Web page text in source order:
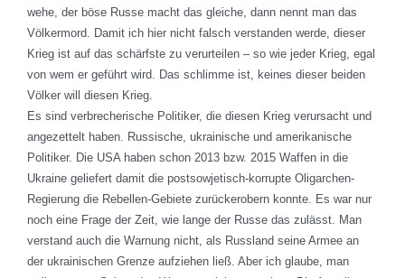
wehe, der böse Russe macht das gleiche, dann nennt man das
Völkermord. Damit ich hier nicht falsch verstanden werde, dieser
Krieg ist auf das schärfste zu verurteilen – so wie jeder Krieg, egal
von wem er geführt wird. Das schlimme ist, keines dieser beiden
Völker will diesen Krieg.
Es sind verbrecherische Politiker, die diesen Krieg verursacht und
angezettelt haben. Russische, ukrainische und amerikanische
Politiker. Die USA haben schon 2013 bzw. 2015 Waffen in die
Ukraine geliefert damit die postsowjetisch-korrupte Oligarchen-
Regierung die Rebellen-Gebiete zurückerobern konnte. Es war nur
noch eine Frage der Zeit, wie lange der Russe das zulässt. Man
verstand auch die Warnung nicht, als Russland seine Armee an
der ukrainischen Grenze aufziehen ließ. Aber ich glaube, man